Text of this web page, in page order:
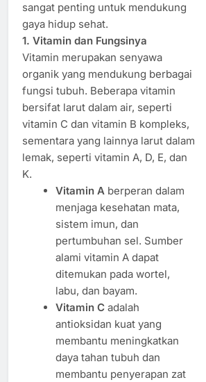
sangat penting untuk mendukung
gaya hidup sehat.
1. Vitamin dan Fungsinya
Vitamin merupakan senyawa
organik yang mendukung berbagai
fungsi tubuh. Beberapa vitamin
bersifat larut dalam air, seperti
vitamin C dan vitamin B kompleks,
sementara yang lainnya larut dalam
lemak, seperti vitamin A, D, E, dan
K.
Vitamin Aberperan dalam
menjaga kesehatan mata,
sistem imun, dan
pertumbuhan sel. Sumber
alami vitamin A dapat
ditemukan pada wortel,
labu, dan bayam.
Vitamin Cadalah
antioksidan kuat yang
membantu meningkatkan
daya tahan tubuh dan
membantu penyerapan zat